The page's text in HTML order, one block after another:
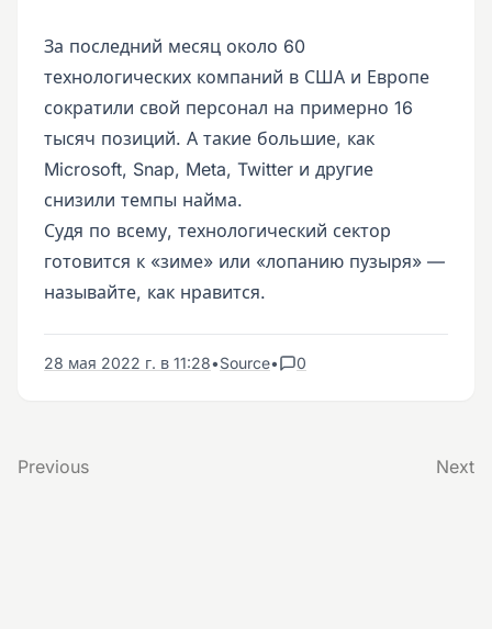
За последний месяц около 60
технологических компаний в США и Европе
сократили свой персонал на примерно 16
тысяч позиций. А такие большие, как
Microsoft, Snap, Meta, Twitter и другие
снизили темпы найма.
Судя по всему, технологический сектор
готовится к «зиме» или «лопанию пузыря» —
называйте, как нравится.
28 мая 2022 г. в 11:28•Source• 0
Previous Next